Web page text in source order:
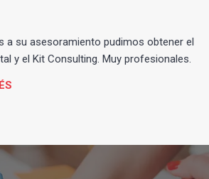
a su asesoramiento pudimos obtener el
y el Kit Consulting. Muy profesionales.